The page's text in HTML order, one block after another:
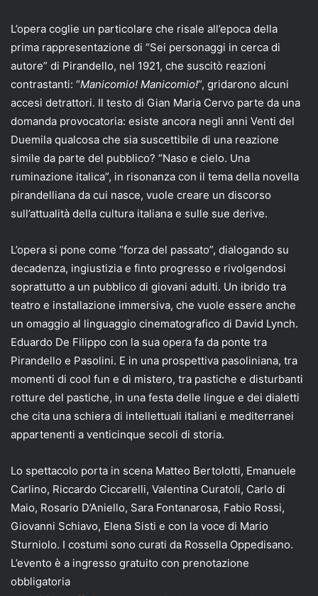
L’opera coglie un particolare che risale all’epoca della
prima rappresentazione di “Sei personaggi in cerca di
autore” di Pirandello, nel 1921, che suscitò reazioni
contrastanti: “Manicomio! Manicomio!”, gridarono alcuni
accesi detrattori. Il testo di Gian Maria Cervo parte da una
domanda provocatoria: esiste ancora negli anni Venti del
Duemila qualcosa che sia suscettibile di una reazione
simile da parte del pubblico? “Naso e cielo. Una
ruminazione italica”, in risonanza con il tema della novella
pirandelliana da cui nasce, vuole creare un discorso
sull’attualità della cultura italiana e sulle sue derive.
L’opera si pone come “forza del passato”, dialogando su
decadenza, ingiustizia e finto progresso e rivolgendosi
soprattutto a un pubblico di giovani adulti. Un ibrido tra
teatro e installazione immersiva, che vuole essere anche
un omaggio al linguaggio cinematografico di David Lynch.
Eduardo De Filippo con la sua opera fa da ponte tra
Pirandello e Pasolini. E in una prospettiva pasoliniana, tra
momenti di cool fun e di mistero, tra pastiche e disturbanti
rotture del pastiche, in una festa delle lingue e dei dialetti
che cita una schiera di intellettuali italiani e mediterranei
appartenenti a venticinque secoli di storia.
Lo spettacolo porta in scena Matteo Bertolotti, Emanuele
Carlino, Riccardo Ciccarelli, Valentina Curatoli, Carlo di
Maio, Rosario D’Aniello, Sara Fontanarosa, Fabio Rossi,
Giovanni Schiavo, Elena Sisti e con la voce di Mario
Sturniolo. I costumi sono curati da Rossella Oppedisano.
L’evento è a ingresso gratuito con prenotazione
obbligatoria